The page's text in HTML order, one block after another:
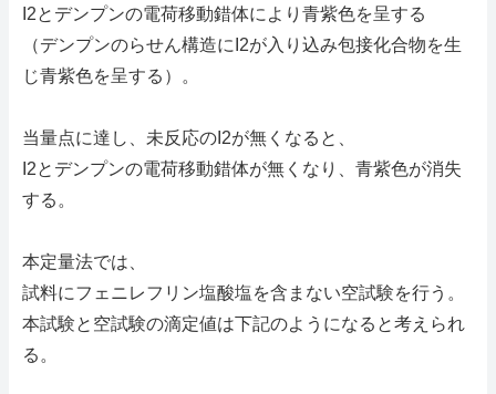
I2とデンプンの電荷移動錯体により青紫色を呈する
（デンプンのらせん構造にI2が入り込み包接化合物を生
じ青紫色を呈する）。
当量点に達し、未反応のI2が無くなると、
I2とデンプンの電荷移動錯体が無くなり、青紫色が消失
する。
本定量法では、
試料にフェニレフリン塩酸塩を含まない空試験を行う。
本試験と空試験の滴定値は下記のようになると考えられ
る。